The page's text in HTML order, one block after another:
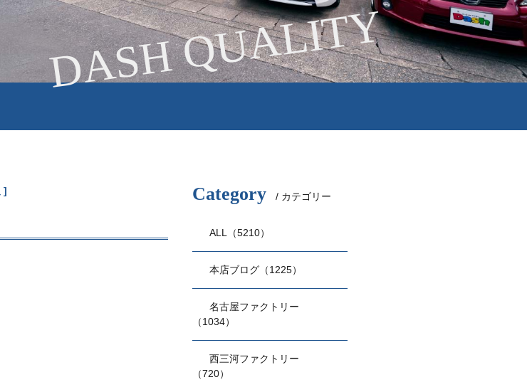
DASH QUALITY
Category / カテゴリー
ALL（5210）
本店ブログ（1225）
名古屋ファクトリー
（1034）
西三河ファクトリー
（720）